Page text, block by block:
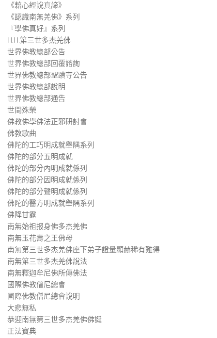
《藉心經說真諦》
《認識南無羌佛》系列
『學佛真好』系列
H.H.第三世多杰羌佛
世界佛教總部公告
世界佛教總部回覆諮詢
世界佛教總部聖蹟寺公告
世界佛教總部說明
世界佛教總部通告
世間殊榮
佛教佛學佛法正邪研討會
佛教歌曲
佛陀的工巧明成就舉隅系列
佛陀的部分五明成就
佛陀的部分內明成就係列
佛陀的部分因明成就係列
佛陀的部分聲明成就係列
佛陀的醫方明成就舉隅系列
佛降甘露
南無始祖报身佛多杰羌佛
南無玉花壽之王佛母
南無第三世多杰羌佛座下弟子證量顯赫稀有難得
南無第三世多杰羌佛說法
南無釋迦牟尼佛所傳佛法
國際佛教僧尼總會
國際佛教僧尼總會說明
大悲無私
恭迎南無第三世多杰羌佛佛誕
正法寶典